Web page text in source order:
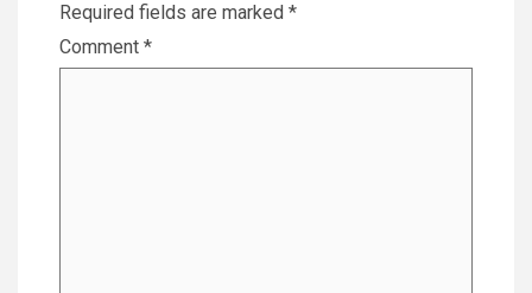
Required fields are marked *
Comment *